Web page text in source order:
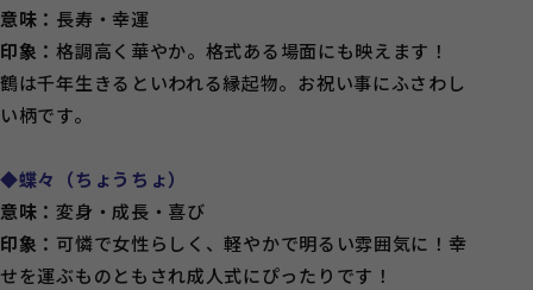
意味： 長寿・幸運
印象：格調高く華やか。格式ある場面にも映えます！
鶴は千年生きるといわれる縁起物。お祝い事にふさわし
い柄です。
◆蝶々（ちょうちょ）
意味：変身・成長・喜び
印象： 可憐で女性らしく、軽やかで明るい雰囲気に！幸
せを運ぶものともされ成人式にぴったりです！